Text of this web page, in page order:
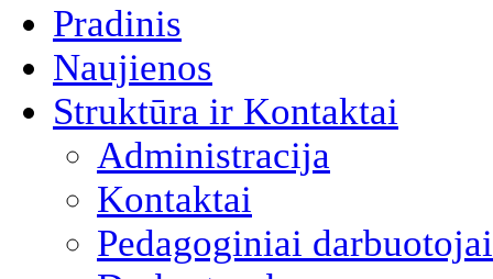
Pradinis
Naujienos
Struktūra ir Kontaktai
Administracija
Kontaktai
Pedagoginiai darbuotojai